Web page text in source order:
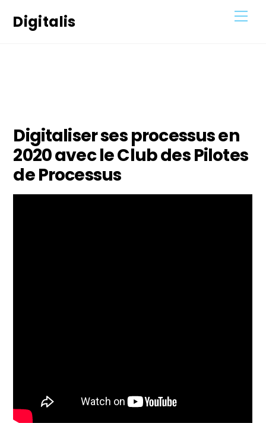
Digitalis
Digitaliser ses processus en
2020 avec le Club des Pilotes
de Processus